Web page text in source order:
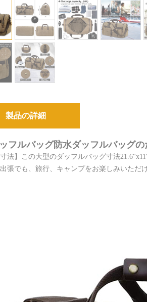
製品の詳細
フルバッグ防水ダッフルバッグの
寸法】この大型のダッフルバッグ寸法
張でも、旅行、キャンプをお楽しみいただけ